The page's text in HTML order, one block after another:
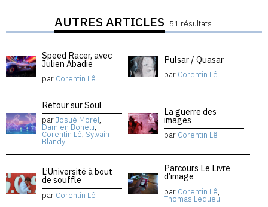
AUTRES ARTICLES 51 résultats
Speed Racer, avec
Julien Abadie
par Corentin Lê
Pulsar / Quasar
par Corentin Lê
Retour sur Soul
parJosué Morel,
Damien Bonelli,
Corentin Lê, Sylvain
Blandy
La guerre des
images
par Corentin Lê
L’Université à bout
de souffle
par Corentin Lê
Parcours Le Livre
d’image
par Corentin Lê,
Thomas Lequeu